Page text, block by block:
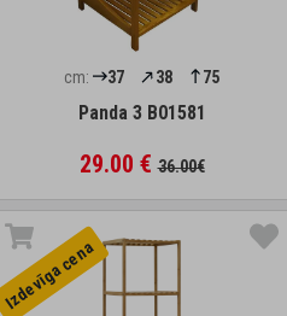
cm: 37 38 75
Panda 3 B01581
29.00 €36.00€
Izdevīga cena